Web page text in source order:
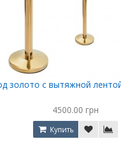
золото с вытяжной
4500.00 грн
Купить